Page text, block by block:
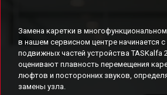
Замена каретки в
в нашем сервисном центре начинается с
подвижных частей устройства TASKalfa
оценивают плавность перемещения
люфтов и посторонних звуков,
замены узла.